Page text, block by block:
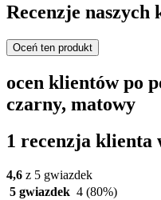
Recenzje naszych
Oceń ten produkt
ocen klientów po
czarny, matowy
1 recenzja klienta
4,6 z 5 gwiazdek
5 gwiazdek 4 (80%)